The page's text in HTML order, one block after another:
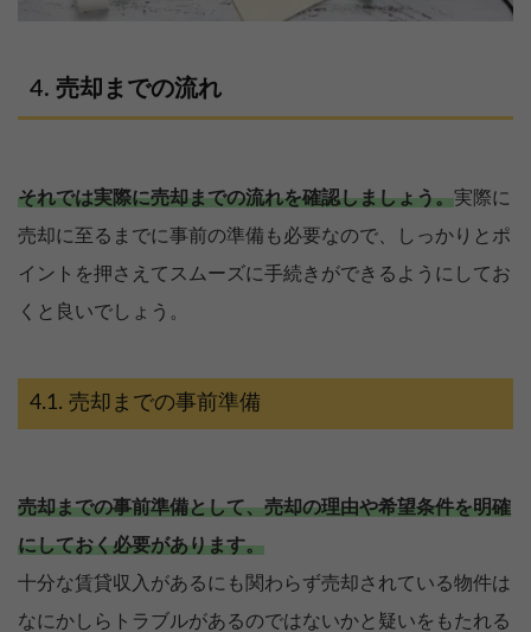
売却までの流れ
それでは実際に売却までの流れを確認しましょう。実際に
売却に至るまでに事前の準備も必要なので、しっかりとポ
イントを押さえてスムーズに手続きができるようにしてお
くと良いでしょう。
売却までの事前準備
売却までの事前準備として、売却の理由や希望条件を明確
にしておく必要があります。
十分な賃貸収入があるにも関わらず売却されている物件は
なにかしらトラブルがあるのではないかと疑いをもたれる